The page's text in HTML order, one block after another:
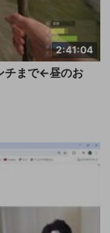
2:41:04
チまで←昼のお